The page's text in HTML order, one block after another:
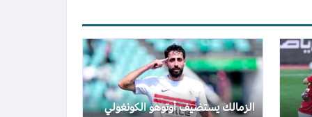
الزمالك يستضيف أوتوهو الكونغولي